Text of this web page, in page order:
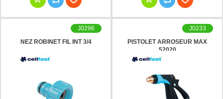
NEZ ROBINET FIL INT 3/4
J0296
PISTOLET ARROSEUR MAX
52020
J0233